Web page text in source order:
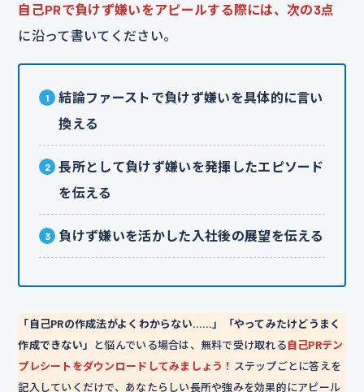
自己PRで負けず嫌いをアピールする際には、次の3点
に沿って書いてください。
結論ファーストで負けず嫌いを具体的に言い
換える
長所として負けず嫌いを発揮したエピソード
を伝える
負けず嫌いを活かした入社後の展望を伝える
「自己PRの作成法がよくわからない……」「やってみたけどうまく
作成できない」
と悩んでいる場合は、無料で受け取れる自己PRテン
プレシートをダウンロードしてみましょう！ ステップごとに答えを
記入していくだけで、あなたらしい長所や強みを効果的にアピール